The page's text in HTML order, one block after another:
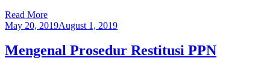
Read More
May 20, 2019August 1, 2019
Mengenal Prosedur Restitusi PPN